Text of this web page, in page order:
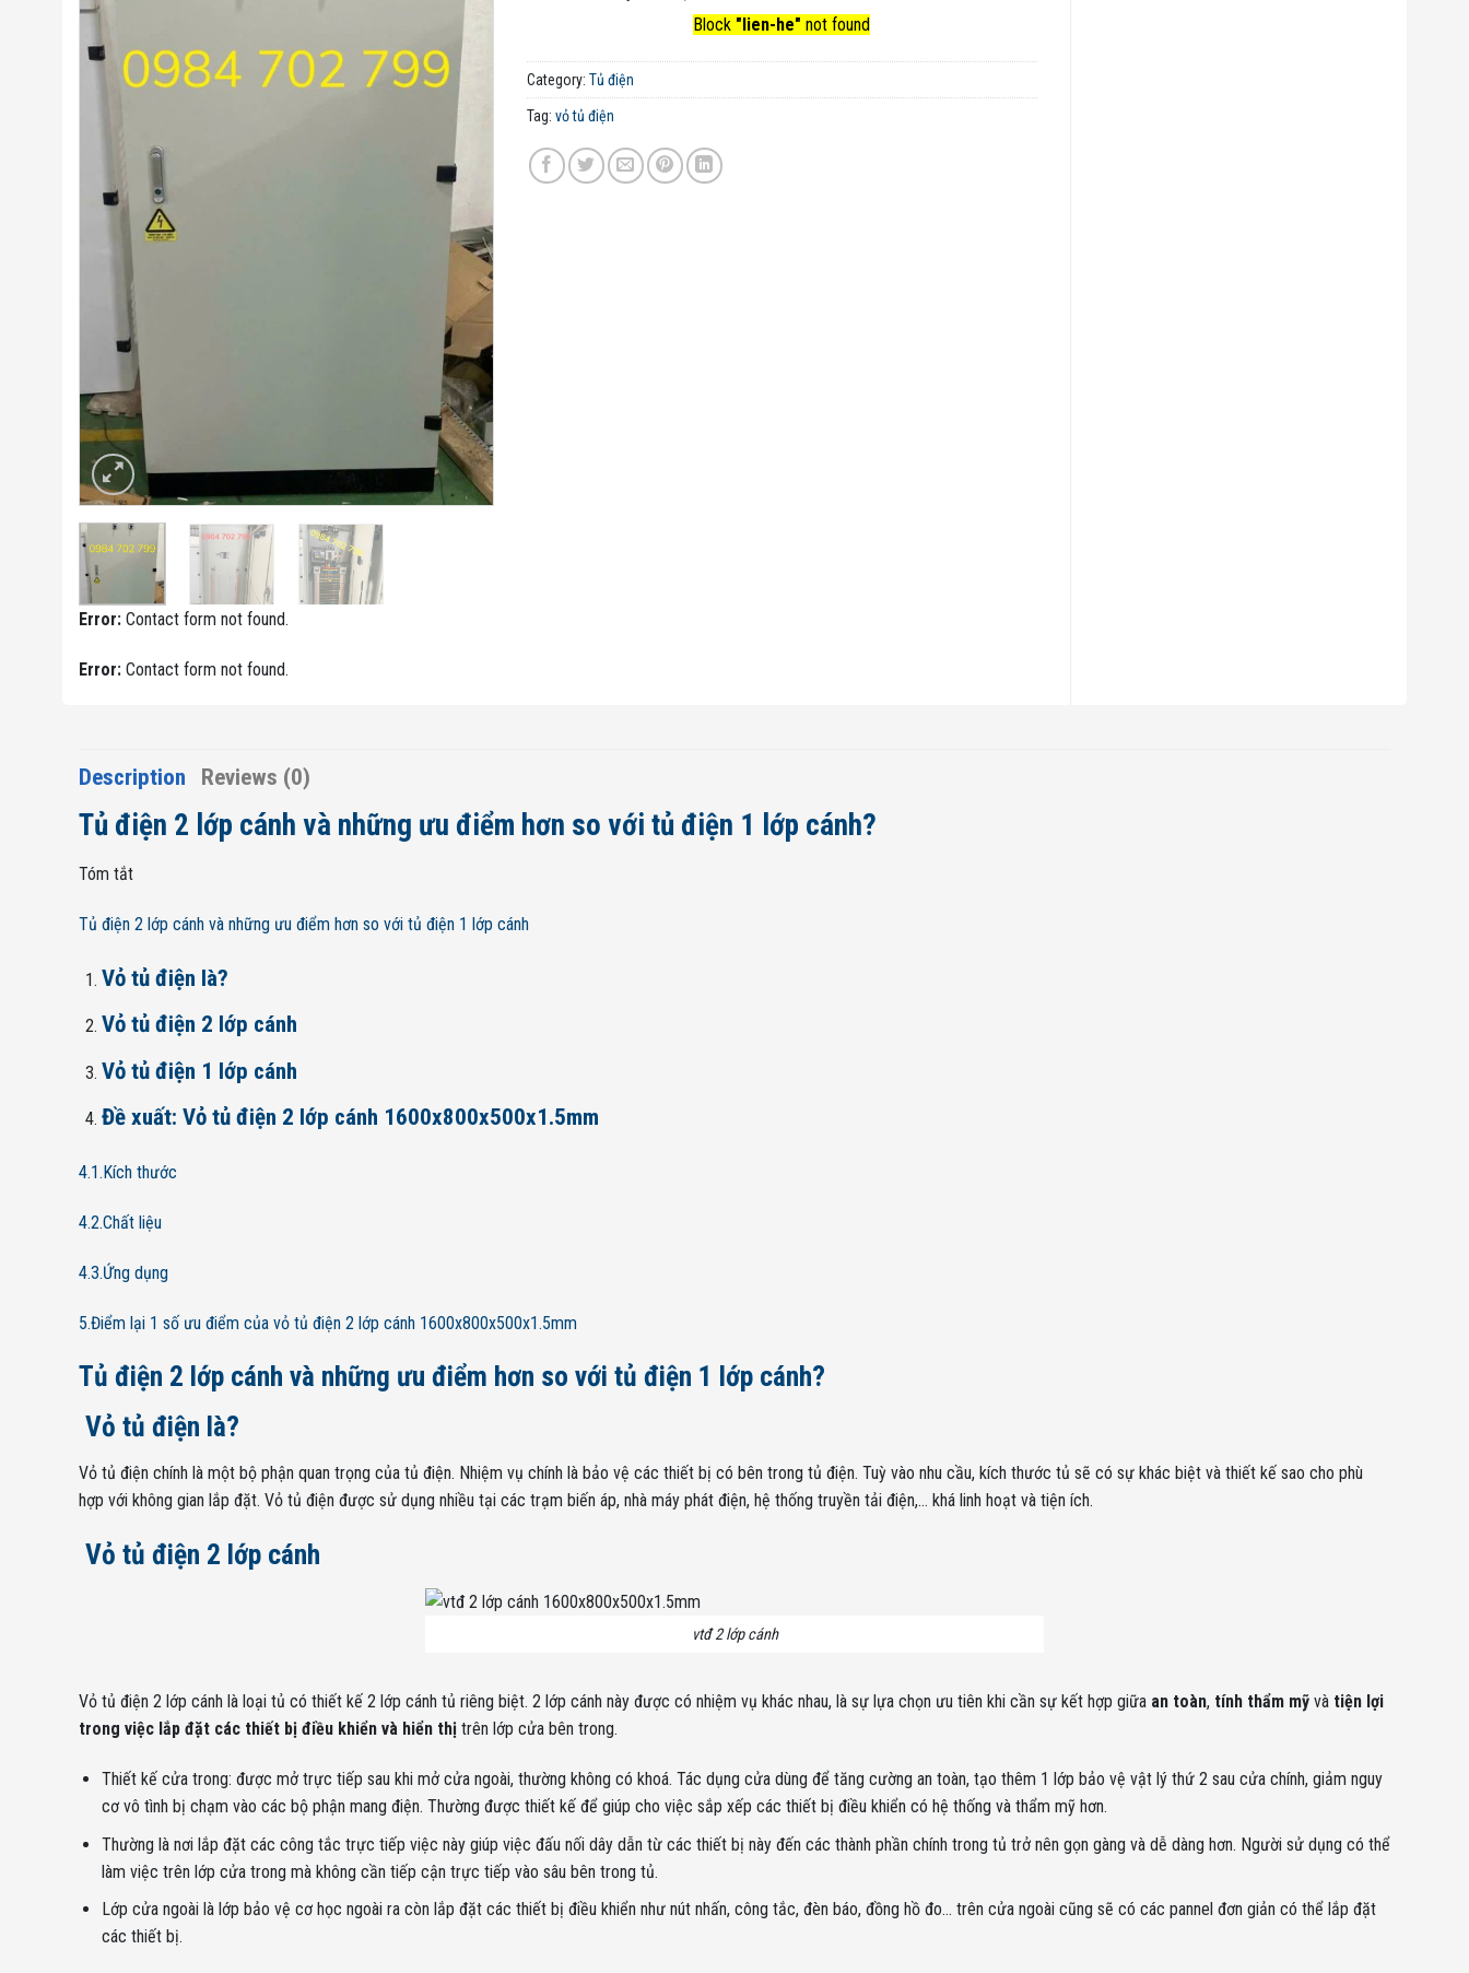
Error: Contact form not found.
Error: Contact form not found.
Block "lien-he" not found
Category: Tủ điện
Tag: vỏ tủ điện
Description Reviews (0)
Tủ điện 2 lớp cánh và những ưu điểm hơn so với tủ điện 1 lớp cánh?
Tóm tắt
Tủ điện 2 lớp cánh và những ưu điểm hơn so với tủ điện 1 lớp cánh
Vỏ tủ điện là?
Vỏ tủ điện 2 lớp cánh
Vỏ tủ điện 1 lớp cánh
Đề xuất: Vỏ tủ điện 2 lớp cánh 1600x800x500x1.5mm
4.1.Kích thước
4.2.Chất liệu
4.3.Ứng dụng
5.Điểm lại 1 số ưu điểm của vỏ tủ điện 2 lớp cánh 1600x800x500x1.5mm
Tủ điện 2 lớp cánh và những ưu điểm hơn so với tủ điện 1 lớp cánh?
Vỏ tủ điện là?
Vỏ tủ điện chính là một bộ phận quan trọng của tủ điện. Nhiệm vụ chính là bảo vệ các thiết bị có bên trong tủ điện. Tuỳ vào nhu cầu, kích thước tủ sẽ có sự khác biệt và thiết kế sao cho phù
hợp với không gian lắp đặt. Vỏ tủ điện được sử dụng nhiều tại các trạm biến áp, nhà máy phát điện, hệ thống truyền tải điện,… khá linh hoạt và tiện ích.
Vỏ tủ điện 2 lớp cánh
vtđ 2 lớp cánh
Vỏ tủ điện 2 lớp cánh là loại tủ có thiết kế 2 lớp cánh tủ riêng biệt. 2 lớp cánh này được có nhiệm vụ khác nhau, là sự lựa chọn ưu tiên khi cần sự kết hợp giữa an toàn, tính thẩm mỹ và tiện lợi
trong việc lắp đặt các thiết bị điều khiển và hiển thị trên lớp cửa bên trong.
Thiết kế cửa trong: được mở trực tiếp sau khi mở cửa ngoài, thường không có khoá. Tác dụng cửa dùng để tăng cường an toàn, tạo thêm 1 lớp bảo vệ vật lý thứ 2 sau cửa chính, giảm nguy
cơ vô tình bị chạm vào các bộ phận mang điện. Thường được thiết kế để giúp cho việc sắp xếp các thiết bị điều khiển có hệ thống và thẩm mỹ hơn.
Thường là nơi lắp đặt các công tắc trực tiếp việc này giúp việc đấu nối dây dẫn từ các thiết bị này đến các thành phần chính trong tủ trở nên gọn gàng và dễ dàng hơn. Người sử dụng có thể
làm việc trên lớp cửa trong mà không cần tiếp cận trực tiếp vào sâu bên trong tủ.
Lớp cửa ngoài là lớp bảo vệ cơ học ngoài ra còn lắp đặt các thiết bị điều khiển như nút nhấn, công tắc, đèn báo, đồng hồ đo… trên cửa ngoài cũng sẽ có các pannel đơn giản có thể lắp đặt
các thiết bị.